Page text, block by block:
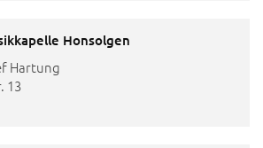
Honsolgen
Hartung
13